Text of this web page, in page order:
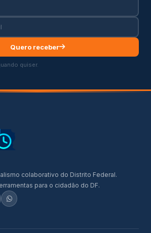
Quero receber
quiser.
colaborativo do Distrito Federal.
para o cidadão do DF.